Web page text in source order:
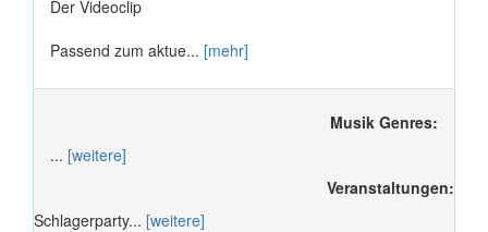
Der Videoclip
Passend zum aktue... [mehr]
Musik Genres:
... [weitere]
Veranstaltungen:
Schlagerparty... [weitere]